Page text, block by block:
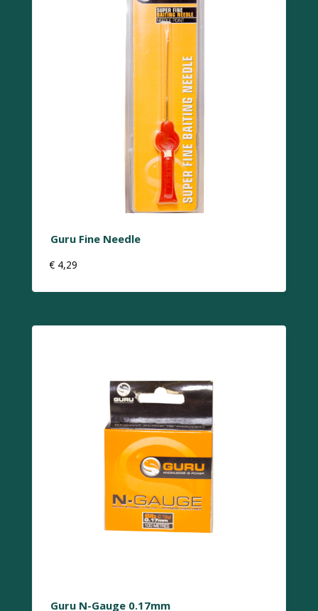
Guru Fine Needle
€ 4,29
Guru N-Gauge 0.17mm